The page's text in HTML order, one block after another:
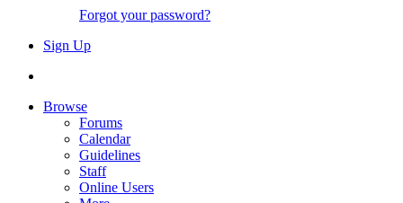
Forgot your password?
Sign Up
Browse
Forums
Calendar
Guidelines
Staff
Online Users